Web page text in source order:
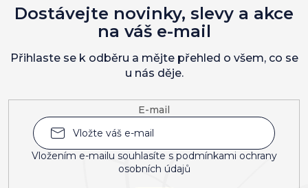
E-mail
Vložením e-mailu souhlasíte s podmínkami ochrany
osobních údajů
Dostávejte novinky, slevy a akce
na váš e-mail
Přihlaste se k odběru a mějte přehled o všem, co se
u nás děje.